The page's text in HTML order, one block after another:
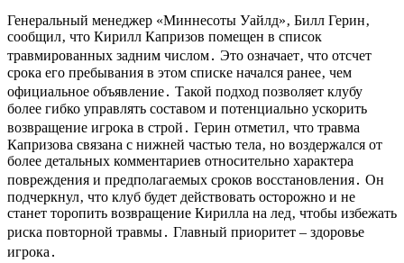
Генеральный менеджер «Миннесоты Уайлд»‚ Билл Герин‚
сообщил‚ что Кирилл Капризов помещен в список
травмированных задним числом․ Это означает‚ что отсчет
срока его пребывания в этом списке начался ранее‚ чем
официальное объявление․ Такой подход позволяет клубу
более гибко управлять составом и потенциально ускорить
возвращение игрока в строй․ Герин отметил‚ что травма
Капризова связана с нижней частью тела‚ но воздержался от
более детальных комментариев относительно характера
повреждения и предполагаемых сроков восстановления․ Он
подчеркнул‚ что клуб будет действовать осторожно и не
станет торопить возвращение Кирилла на лед‚ чтобы избежать
риска повторной травмы․ Главный приоритет – здоровье
игрока․